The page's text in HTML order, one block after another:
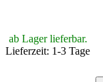
ab Lager lieferbar.
Lieferzeit: 1-3 Tage